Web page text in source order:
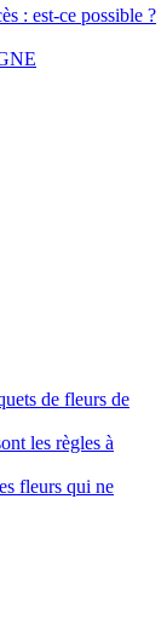
: est-ce possible ?
de fleurs de
les règles à
fleurs qui ne